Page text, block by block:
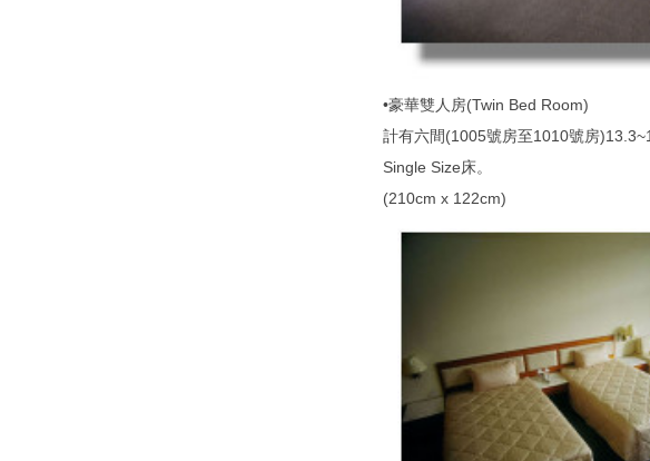
•豪華雙人房(Twin Bed Room)
計有六間(1005號房至1010號房
Single Size床。
(210cm x 122cm)